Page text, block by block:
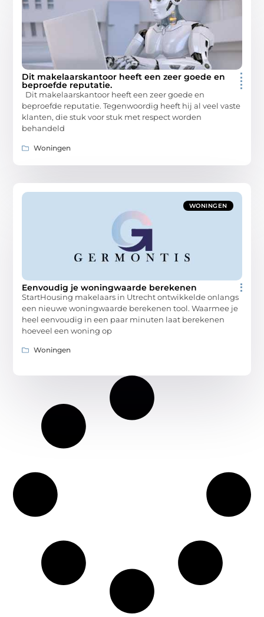
Dit makelaarskantoor heeft een zeer goede en
beproefde reputatie.
Dit makelaarskantoor heeft een zeer goede en
beproefde reputatie. Tegenwoordig heeft hij al veel vaste
klanten, die stuk voor stuk met respect worden
behandeld
Woningen
WONINGEN
Eenvoudig je woningwaarde berekenen
StartHousing makelaars in Utrecht ontwikkelde onlangs
een nieuwe woningwaarde berekenen tool. Waarmee je
heel eenvoudig in een paar minuten laat berekenen
hoeveel een woning op
Woningen